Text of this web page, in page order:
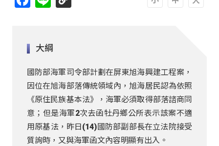
大綱
國防部海軍司令部計劃在屏東旭海興建工程案，
因位在旭海部落傳統領域內，旭海居民認為依照
《原住民族基本法》，海軍必須取得部落諮商同
意；但是海軍2次去函牡丹鄉公所表示該案不適
用原基法，昨日(14)國防部副部長在立法院接受
質詢時，又與海軍函文內容明顯有出入。